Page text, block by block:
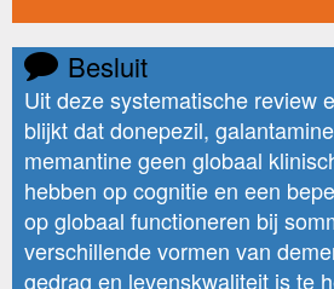
Besluit
Uit deze systematische review
blijkt dat donepezil,
memantine geen globaal
hebben op cognitie en een
op globaal functioneren bij
verschillende vormen van
gedrag en levenskwaliteit is te